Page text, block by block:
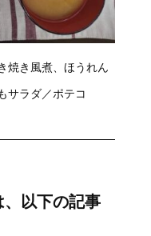
焼き風煮、ほうれん
サラダ／ポテコ
、以下の記事